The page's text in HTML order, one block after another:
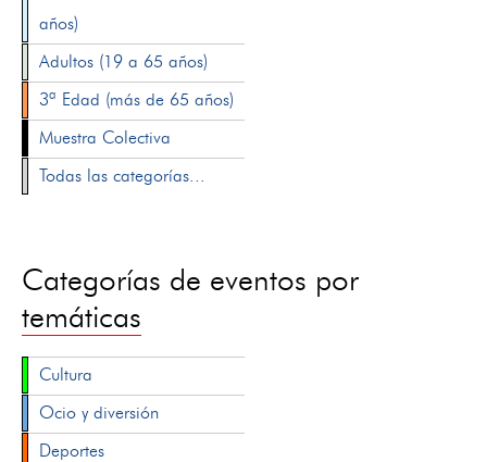
años)
Adultos (19 a 65 años)
3ª Edad (más de 65 años)
Muestra Colectiva
Todas las categorías...
Categorías de eventos por
temáticas
Cultura
Ocio y diversión
Deportes